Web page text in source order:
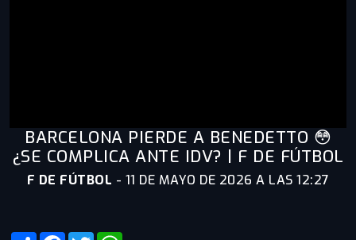
BARCELONA PIERDE A BENEDETTO 😳
¿SE COMPLICA ANTE IDV? | F DE FÚTBOL
F DE FÚTBOL - 11 DE MAYO DE 2026 A LAS 12:27